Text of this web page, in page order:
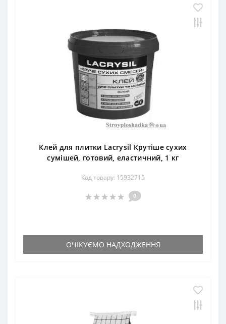
Клей для плитки Lacrysil Крутіше сухих
сумішей, готовий, еластичний, 1 кг
Код товару: 15932715
0
ОЧІКУЄМО НАДХОДЖЕННЯ